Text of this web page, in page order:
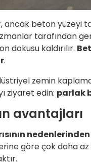
ancak beton yüzeyi
tarafından
dokusu kaldırılır.
.
zemin
ziyaret edin: parlak
avantajları
nedenlerinden
göre çok daha az